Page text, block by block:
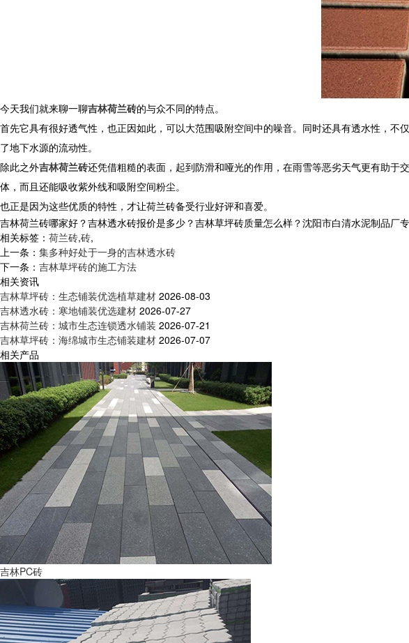
今天我们就来聊一聊吉林荷兰砖的与众不同的特点。
首先它具有很好透气性，也正因如此，可以大范围吸附空间中的噪音。同时还具有透水性，
了地下水源的流动性。
除此之外吉林荷兰砖还凭借粗糙的表面，起到防滑和哑光的作用，在雨雪等恶劣天气更有助
体，而且还能吸收紫外线和吸附空间粉尘。
也正是因为这些优质的特性，才让荷兰砖备受行业好评和喜爱。
吉林荷兰砖哪家好？吉林透水砖报价是多少？吉林草坪砖质量怎么样？沈阳市白清水泥制品
相关标签： 荷兰砖,砖,
上一条： 集多种好处于一身的吉林透水砖
下一条： 吉林草坪砖的施工方法
相关资讯
吉林草坪砖：生态铺装优选植草建材 2026-08-03
吉林透水砖：寒地铺装优选建材 2026-07-27
吉林荷兰砖：城市生态连锁透水铺装 2026-07-21
吉林草坪砖：海绵城市生态铺装建材 2026-07-07
相关产品
吉林PC砖